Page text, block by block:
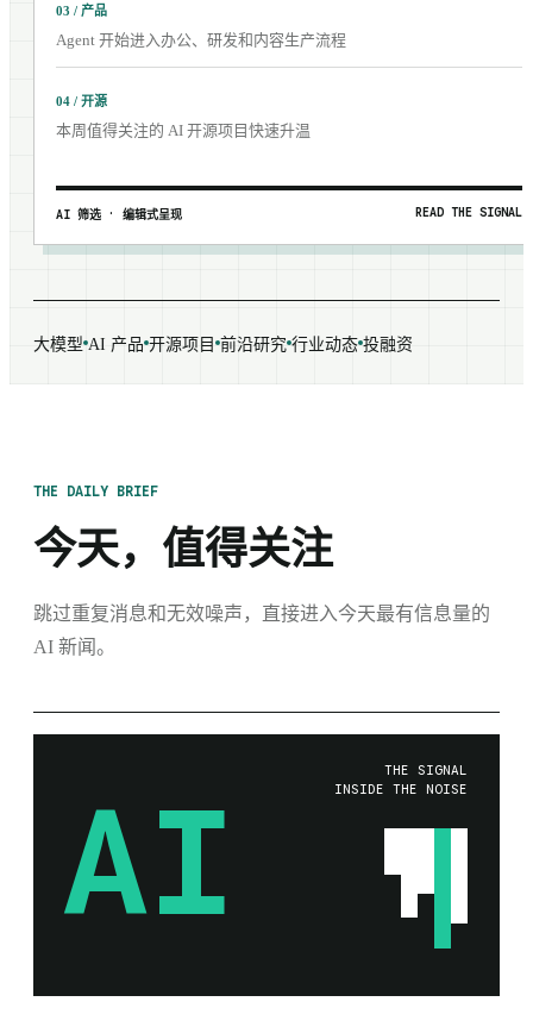
03 / 产品
Agent 开始进入办公、研发和内容生产流程
04 / 开源
本周值得关注的 AI 开源项目快速升温
AI 筛选 · 编辑式呈现 READ THE SIGNAL
大模型 AI 产品 开源项目 前沿研究 行业动态 投融资
THE DAILY BRIEF
今天，值得关注
跳过重复消息和无效噪声，直接进入今天最有信息量的
AI 新闻。
AI
THE SIGNAL
INSIDE THE NOISE